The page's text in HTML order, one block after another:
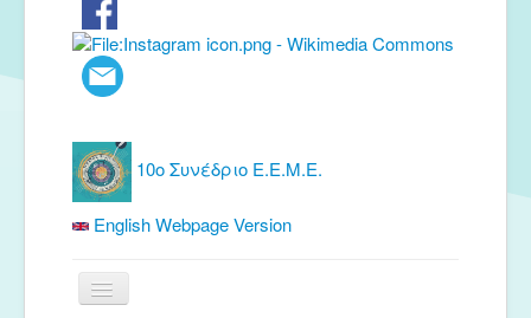
10ο Συνέδριο Ε.Ε.Μ.Ε.
English Webpage Version